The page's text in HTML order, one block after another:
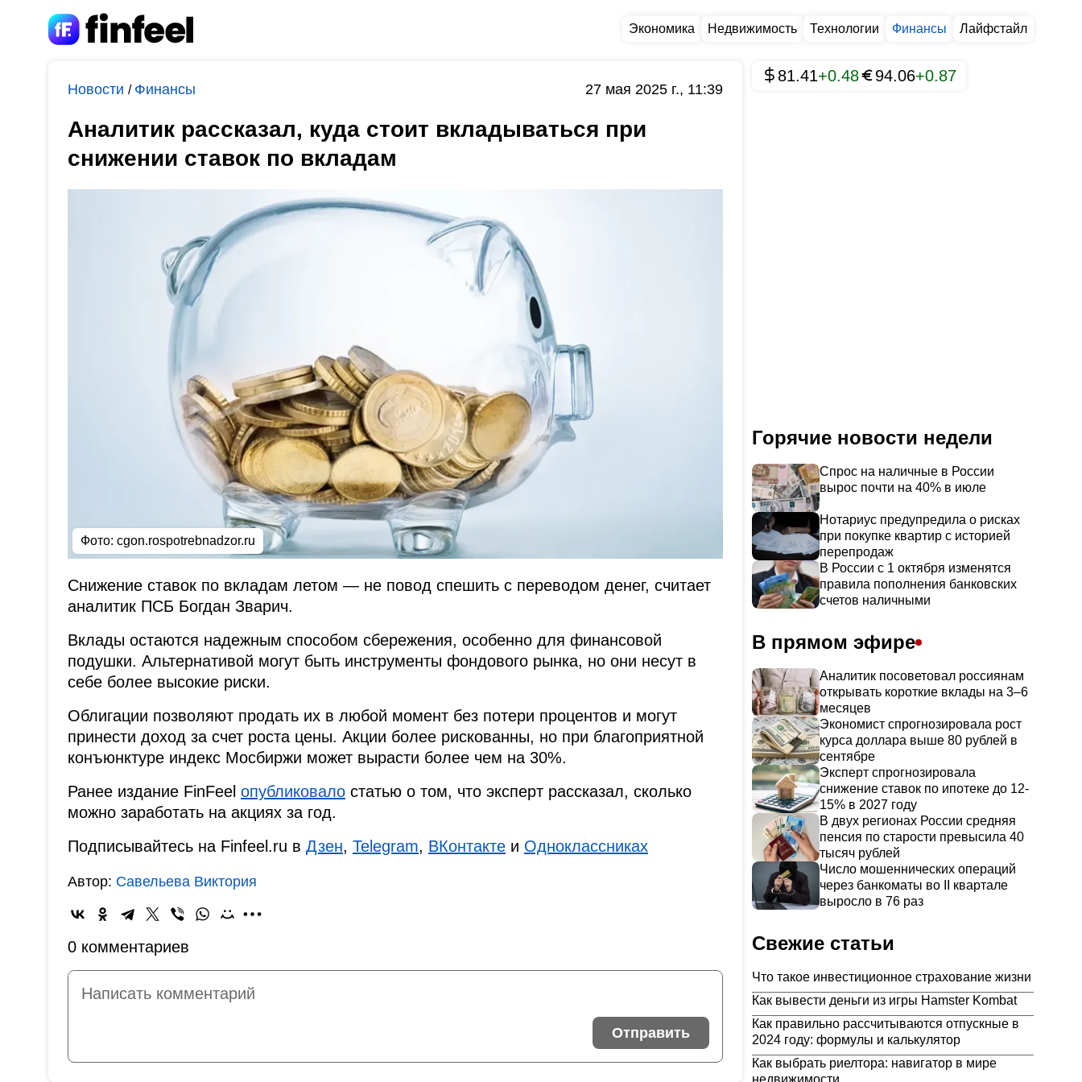
Экономика Недвижимость Технологии Финансы Лайфстайл
Новости / Финансы 27 мая 2025 г., 11:39
Аналитик рассказал, куда стоит вкладываться при
снижении ставок по вкладам
Фото: cgon.rospotrebnadzor.ru
Снижение ставок по вкладам летом — не повод спешить с переводом денег, считает
аналитик ПСБ Богдан Зварич.
Вклады остаются надежным способом сбережения, особенно для финансовой
подушки. Альтернативой могут быть инструменты фондового рынка, но они несут в
себе более высокие риски.
Облигации позволяют продать их в любой момент без потери процентов и могут
принести доход за счет роста цены. Акции более рискованны, но при благоприятной
конъюнктуре индекс Мосбиржи может вырасти более чем на 30%.
Ранее издание FinFeel опубликовало статью о том, что эксперт рассказал, сколько
можно заработать на акциях за год.
Подписывайтесь на Finfeel.ru в Дзен, Telegram, ВКонтакте и Одноклассниках
Автор: Савельева Виктория
0 комментариев
Отправить
81.41+0.48 94.06+0.87
Горячие новости недели
Спрос на наличные в России
вырос почти на 40% в июле
Нотариус предупредила о рисках
при покупке квартир с историей
перепродаж
В России с 1 октября изменятся
правила пополнения банковских
счетов наличными
В прямом эфире
Аналитик посоветовал россиянам
открывать короткие вклады на 3–6
месяцев
Экономист спрогнозировала рост
курса доллара выше 80 рублей в
сентябре
Эксперт спрогнозировала
снижение ставок по ипотеке до 12-
15% в 2027 году
В двух регионах России средняя
пенсия по старости превысила 40
тысяч рублей
Число мошеннических операций
через банкоматы во II квартале
выросло в 76 раз
Свежие статьи
Что такое инвестиционное страхование жизни
Как вывести деньги из игры Hamster Kombat
Как правильно рассчитываются отпускные в
2024 году: формулы и калькулятор
Как выбрать риелтора: навигатор в мире
недвижимости